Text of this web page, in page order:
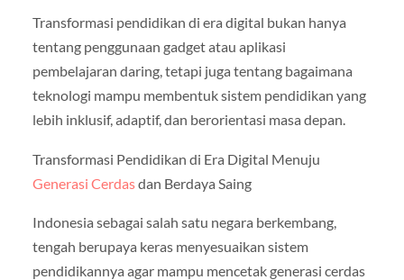
Transformasi pendidikan di era digital bukan hanya
tentang penggunaan gadget atau aplikasi
pembelajaran daring, tetapi juga tentang bagaimana
teknologi mampu membentuk sistem pendidikan yang
lebih inklusif, adaptif, dan berorientasi masa depan.
Transformasi Pendidikan di Era Digital Menuju
Generasi Cerdasdan Berdaya Saing
Indonesia sebagai salah satu negara berkembang,
tengah berupaya keras menyesuaikan sistem
pendidikannya agar mampu mencetak generasi cerdas